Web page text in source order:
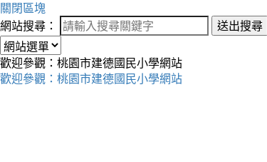
關閉區塊
網站搜尋：
送出搜尋
歡迎參觀：桃園市建德國民小學網站
歡迎參觀：桃園市建德國民小學網站